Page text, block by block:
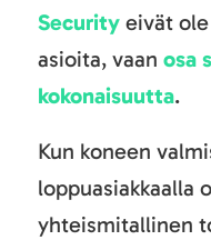
Securityeivät ole
asioita, vaan osa
kokonaisuutta.
Kun koneen
loppuasiakkaalla
yhteismitallinen